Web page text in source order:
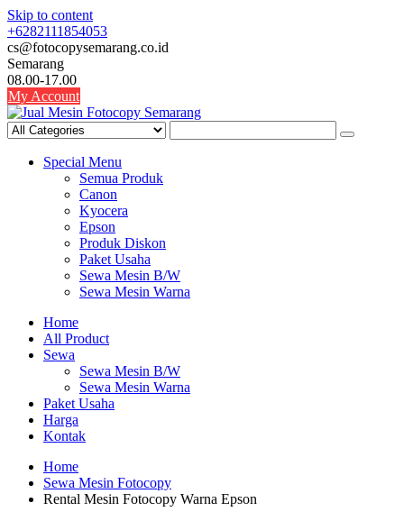
Skip to content
+6282111854053
cs@fotocopysemarang.co.id
Semarang
08.00-17.00
My Account
Special Menu
Semua Produk
Canon
Kyocera
Epson
Produk Diskon
Paket Usaha
Sewa Mesin B/W
Sewa Mesin Warna
Home
All Product
Sewa
Sewa Mesin B/W
Sewa Mesin Warna
Paket Usaha
Harga
Kontak
Home
Sewa Mesin Fotocopy
Rental Mesin Fotocopy Warna Epson